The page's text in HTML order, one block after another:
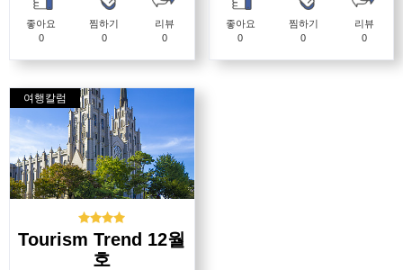
좋아요
0
찜하기
0
리뷰
0
좋아요
0
찜하기
0
리뷰
0
여행칼럼
Tourism Trend 12월
호